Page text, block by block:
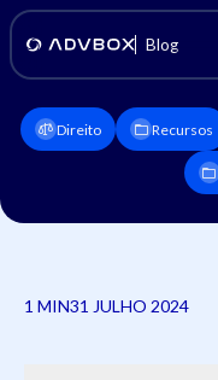
Blog
Direito Recursos
1 MIN31 JULHO 2024